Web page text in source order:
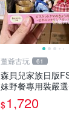
董爺古玩 61
森貝兒家族日版
妹野餐專用裝嚴
封，包含兩組大童
裝，適合收藏與分
$1,720